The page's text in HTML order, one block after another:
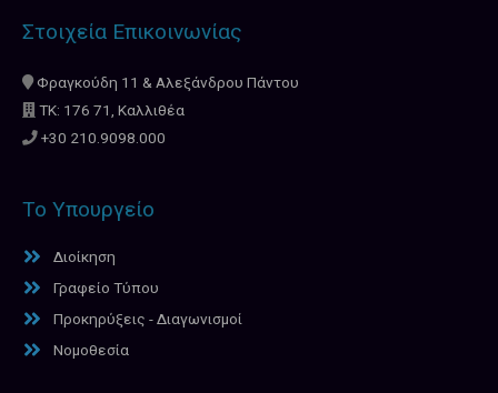
Στοιχεία Επικοινωνίας
Φραγκούδη 11 & Αλεξάνδρου Πάντου
ΤΚ: 176 71, Καλλιθέα
+30 210.9098.000
Το Υπουργείο
Διοίκηση
Γραφείο Τύπου
Προκηρύξεις - Διαγωνισμοί
Νομοθεσία